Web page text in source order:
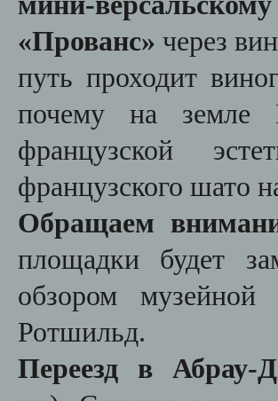
«Прованс» через
путь проходит
почему на земле
французской
французского шато
Обращаем
площадки будет
обзором
Ротшильд.
Переезд в Абрау-